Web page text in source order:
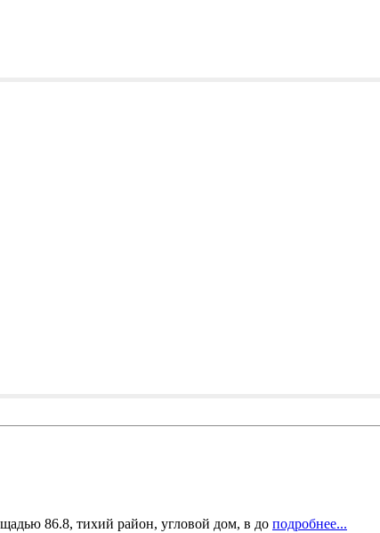
86.8, тихий район, угловой дом, в до подробнее...